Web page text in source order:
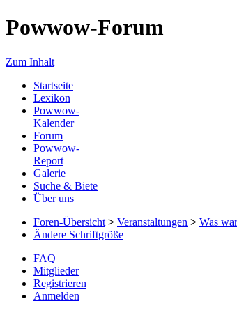
Powwow-Forum
Zum Inhalt
Startseite
Lexikon
Powwow-
Kalender
Forum
Powwow-
Report
Galerie
Suche & Biete
Über uns
Foren-Übersicht > Veranstaltungen > Was war
Ändere Schriftgröße
FAQ
Mitglieder
Registrieren
Anmelden